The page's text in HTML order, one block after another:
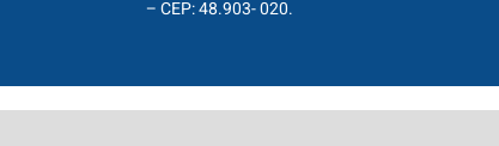
– CEP: 48.903- 020.